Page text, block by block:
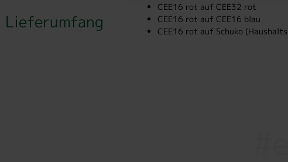
Lieferumfang
CEE16 rot auf CEE32 rot
CEE16 rot auf CEE16 blau
CEE16 rot auf Schuko